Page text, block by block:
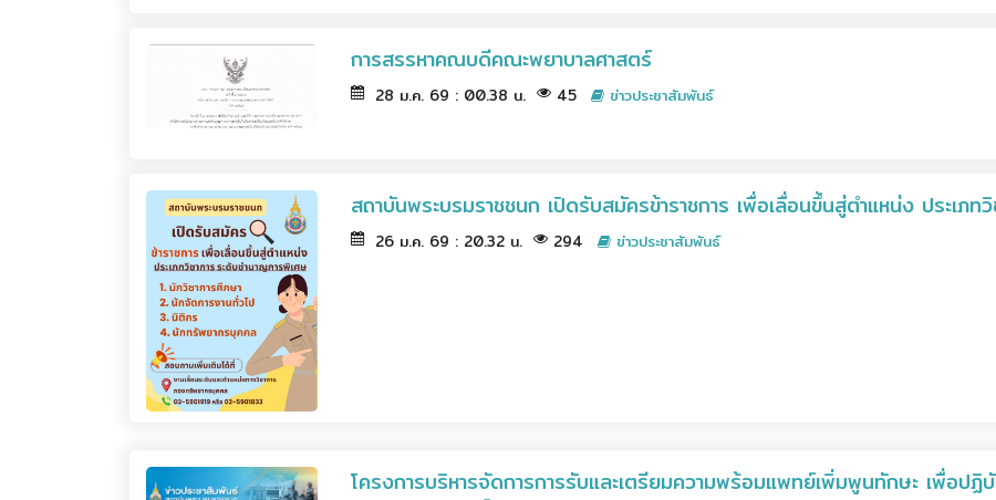
การสรรหาคณบดีคณะพยาบาลศาสตร์
28 ม.ค. 69 : 00.38 น. 45 ข่าวประชาสัมพันธ์
สถาบันพระบรมราชชนก เปิดรับสมัครข้าราชการ เพื่อเลื่อนขึ้นสู่ตำแหน่ง ประเภท
26 ม.ค. 69 : 20.32 น. 294 ข่าวประชาสัมพันธ์
โครงการบริหารจัดการการรับและเตรียมความพร้อมแพทย์เพิ่มพูนทักษะ เพื่อปฏิ